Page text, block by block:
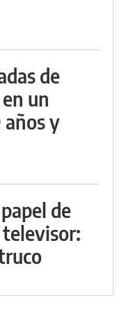
de
un
años y
de